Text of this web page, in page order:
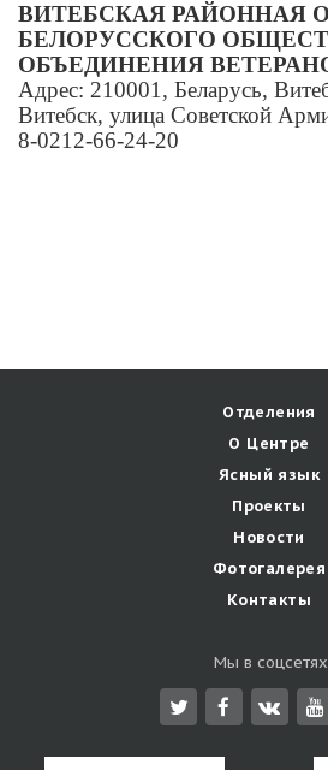
ВИТЕБСКАЯ РАЙОННАЯ
БЕЛОРУССКОГО
ОБЪЕДИНЕНИЯ
Адрес: 210001, Беларусь,
Витебск, улица Советской
8-0212-66-24-20
Отделения
О Центре
Ясный язык
Проекты
Новости
Фотогалерея
Контакты
Мы в